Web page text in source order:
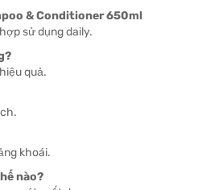
& Conditioner 650ml
sử dụng daily.
quả.
khoái.
nào?